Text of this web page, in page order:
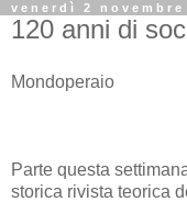
venerdì 2 novembre
120 anni di
Mondoperaio
Parte questa
storica rivista teorica